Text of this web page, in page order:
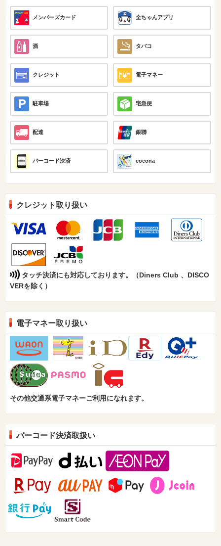
メンバーズカード 全ちゃんアプリ
酒 タバコ
クレジット 電子マネー
駐車場 宅急便
配達 銀聯
バーコード決済 cocona
クレジット取り扱い
タッチ決済にも対応しております。（Diners Club 、DISCO
VERを除く）
電子マネー取り扱い
その他交通系電子マネーご利用になれます。
バーコード決済取扱い